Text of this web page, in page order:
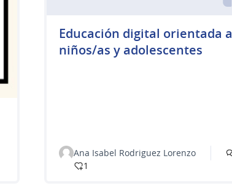
Educación digital orientada a
niños/as y adolescentes
Ana Isabel Rodriguez Lorenzo
1